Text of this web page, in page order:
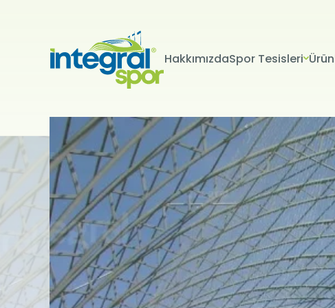
HakkımızdaSpor Tesisleri
edenlerin gizliliğini
Kullanımı
tür çerezlerin hangi
Çerezler,
tarafından
Genellikle ziyaret
deneyim sunmak,
kullanılır ve bir
kullanılmasını
engelleyebilirsiniz.
hatırlatmak isteriz.
çerez kullanımını
Projeleri Tüm Projeler